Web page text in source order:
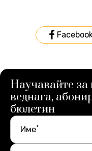
Научавайте за
веднага,
бюлетин
Име*